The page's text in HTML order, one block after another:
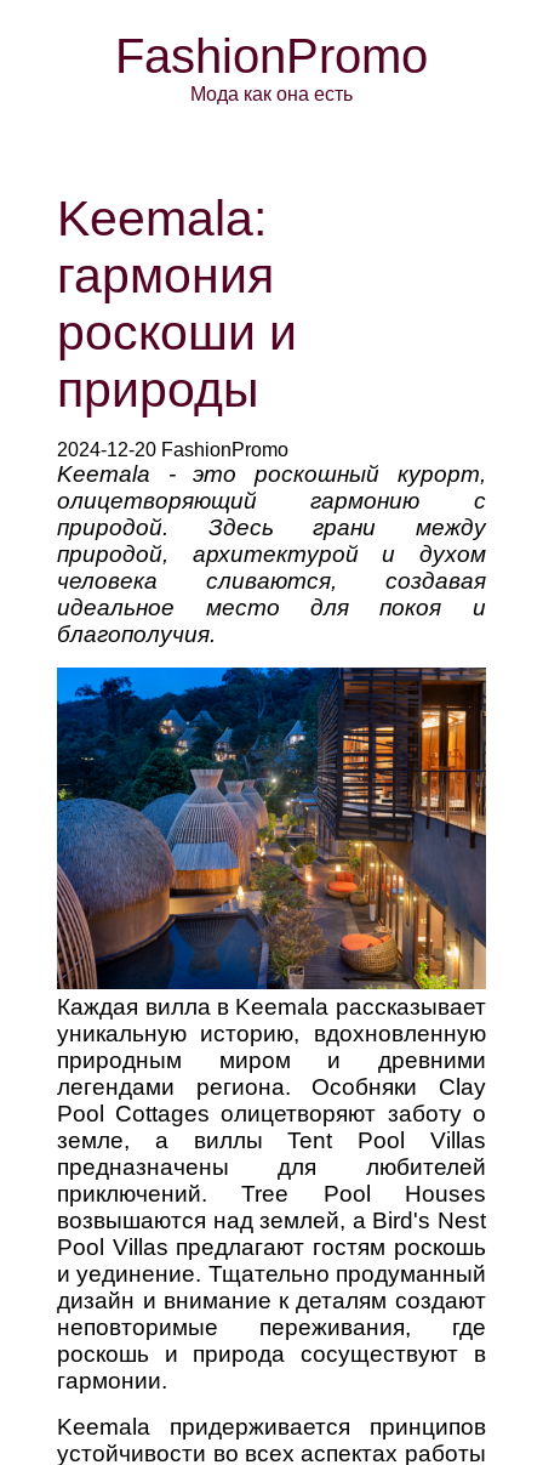
FashionPromo
Мода как она есть
Keemala:
гармония
роскоши и
природы
2024-12-20 FashionPromo
Keemala - это роскошный курорт,
олицетворяющий гармонию с
природой. Здесь грани между
природой, архитектурой и духом
человека сливаются, создавая
идеальное место для покоя и
благополучия.
Каждая вилла в Keemala рассказывает
уникальную историю, вдохновленную
природным миром и древними
легендами региона. Особняки Clay
Pool Cottages олицетворяют заботу о
земле, а виллы Tent Pool Villas
предназначены для любителей
приключений. Tree Pool Houses
возвышаются над землей, а Bird's Nest
Pool Villas предлагают гостям роскошь
и уединение. Тщательно продуманный
дизайн и внимание к деталям создают
неповторимые переживания, где
роскошь и природа сосуществуют в
гармонии.
Keemala придерживается принципов
устойчивости во всех аспектах работы